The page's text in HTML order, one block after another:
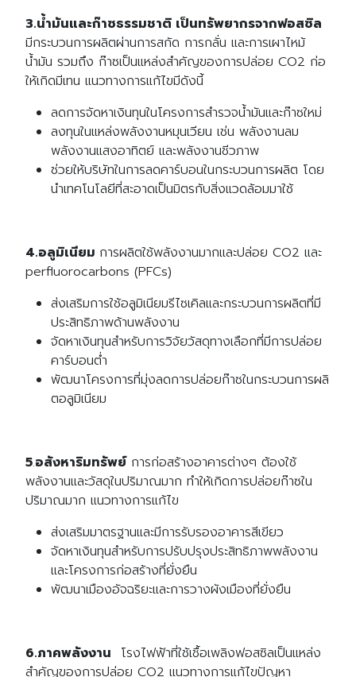
3.น้ำมันและก๊าซธรรมชาติ เป็นทรัพยากรจากฟอสซิล
มีกระบวนการผลิตผ่านการสกัด การกลั่น และการเผาไหม้
น้ำมัน รวมถึง ก๊าซเป็นแหล่งสำคัญของการปล่อย CO2 ก่อ
ให้เกิดมีเทน แนวทางการแก้ไขมีดังนี้
ลดการจัดหาเงินทุนในโครงการสำรวจน้ำมันและก๊าซใหม่
ลงทุนในแหล่งพลังงานหมุนเวียน เช่น พลังงานลม
พลังงานแสงอาทิตย์ และพลังงานชีวภาพ
ช่วยให้บริษัทในการลดคาร์บอนในกระบวนการผลิต โดย
นำเทคโนโลยีที่สะอาดเป็นมิตรกับสิ่งแวดล้อมมาใช้
4.อลูมิเนียม การผลิตใช้พลังงานมากและปล่อย CO2 และ
perfluorocarbons (PFCs)
ส่งเสริมการใช้อลูมิเนียมรีไซเคิลและกระบวนการผลิตที่มี
ประสิทธิภาพด้านพลังงาน
จัดหาเงินทุนสำหรับการวิจัยวัสดุทางเลือกที่มีการปล่อย
คาร์บอนต่ำ
พัฒนาโครงการที่มุ่งลดการปล่อยก๊าซในกระบวนการผลิ
ตอลูมิเนียม
5.อสังหาริมทรัพย์การก่อสร้างอาคารต่างๆ ต้องใช้
พลังงานและวัสดุในปริมาณมาก ทำให้เกิดการปล่อยก๊าซใน
ปริมาณมาก แนวทางการแก้ไข
ส่งเสริมมาตรฐานและมีการรับรองอาคารสีเขียว
จัดหาเงินทุนสำหรับการปรับปรุงประสิทธิภาพพลังงาน
และโครงการก่อสร้างที่ยั่งยืน
พัฒนาเมืองอัจฉริยะและการวางผังเมืองที่ยั่งยืน
6.ภาคพลังงาน โรงไฟฟ้าที่ใช้เชื้อเพลิงฟอสซิลเป็นแหล่ง
สำคัญของการปล่อย CO2 แนวทางการแก้ไขปัญหา